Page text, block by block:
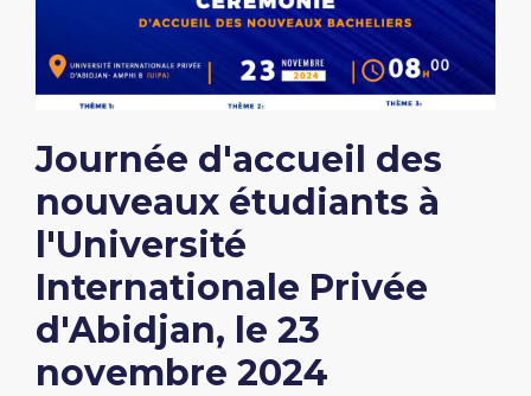
Journée d'accueil des
nouveaux étudiants à
l'Université
Internationale Privée
d'Abidjan, le 23
novembre 2024